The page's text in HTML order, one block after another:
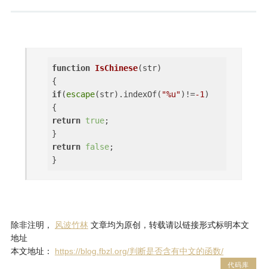
function IsChinese(str
if(escape(str).indexOf( "%u")!=-1 )
return true;
return false;
除非注明， 风波竹林文章均为原创，转载请以链接形式标明本文
地址
本文地址： https://blog.fbzl.org/判断是否含有中文的函数/
代码库